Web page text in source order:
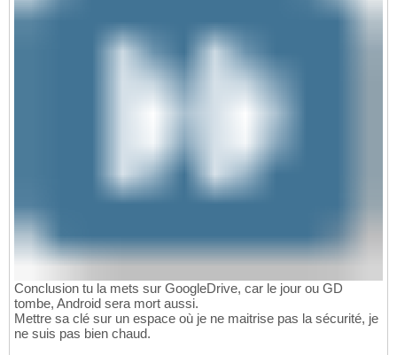
Conclusion tu la mets sur GoogleDrive, car le jour ou GD
tombe, Android sera mort aussi.
Mettre sa clé sur un espace où je ne maitrise pas la sécurité, je
ne suis pas bien chaud.